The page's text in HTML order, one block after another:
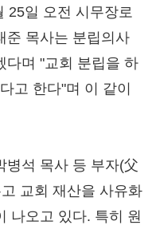
25일 오전 시무장로
준 목사는 분립의사
다며 "교회 분립을 하
고 한다"며 이 같이
병석 목사 등 부자(父
교회 재산을 사유화
나오고 있다. 특히 원